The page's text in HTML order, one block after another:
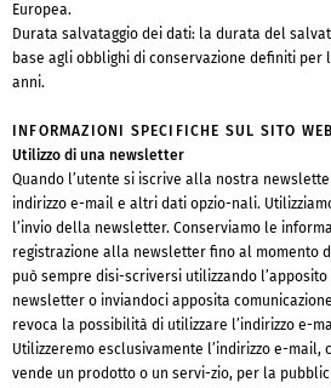
Europea.
Durata salvataggio dei dati: la durata del
base agli obblighi di conservazione definiti per
anni.
INFORMAZIONI SPECIFICHE SUL SITO WEB
Utilizzo di una newsletter
Quando l’utente si iscrive alla nostra
indirizzo e-mail e altri dati opzio-nali.
l’invio della newsletter. Conserviamo le
registrazione alla newsletter fino al momento
può sempre disi-scriversi utilizzando
newsletter o inviandoci apposita
revoca la possibilità di utilizzare l’indirizzo e-
Utilizzeremo esclusivamente l’indirizzo e-mail,
vende un prodotto o un servi-zio, per la